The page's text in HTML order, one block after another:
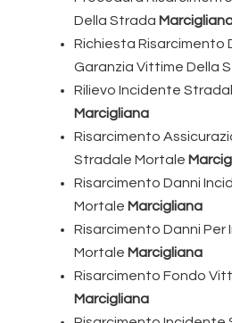
Della Strada
Richiesta Risarcimento
Garanzia Vittime Della
Rilievo Incidente
Marcigliana
Risarcimento
Stradale Mortale
Risarcimento Danni
Mortale Marcigliana
Risarcimento Danni
Mortale Marcigliana
Risarcimento Fondo
Marcigliana